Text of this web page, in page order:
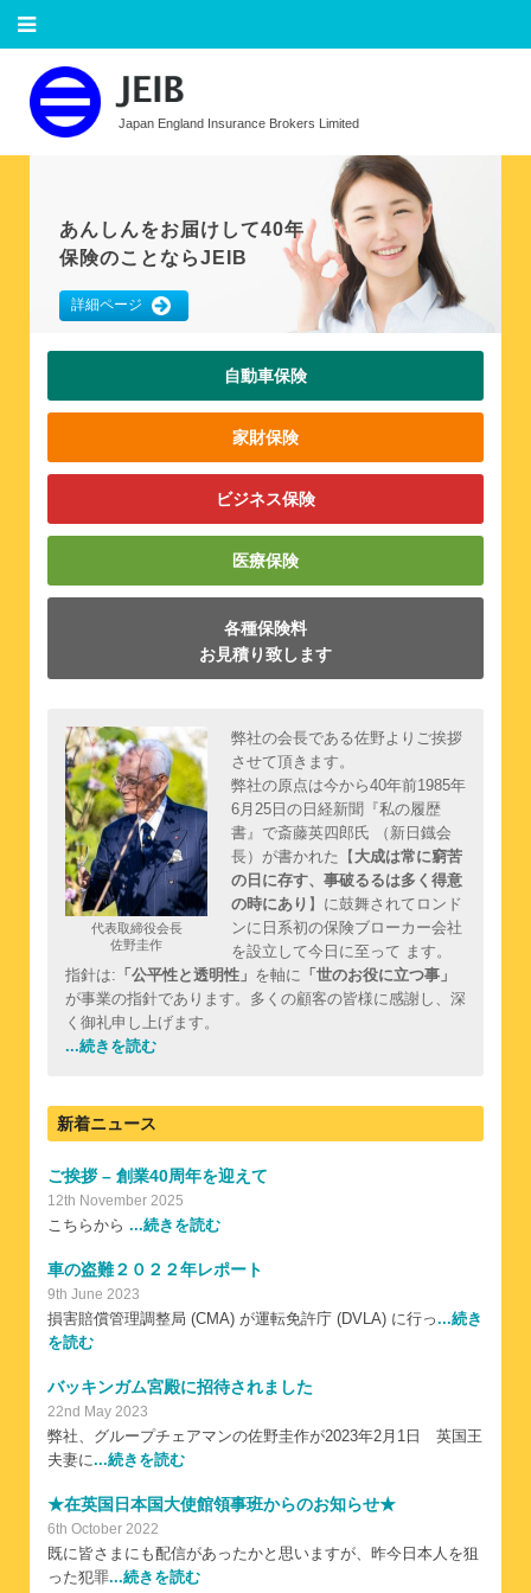
Japan England Insurance Brokers Limited
詳細ページ
あんしんをお届けして40年
保険のことならJEIB
自動車保険
家財保険
ビジネス保険
医療保険
各種保険料
お見積り致します
代表取締役会長
佐野圭作
弊社の会長である佐野よりご挨拶
させて頂きます。
弊社の原点は今から40年前1985年
6月25日の日経新聞『私の履歴
書』で斎藤英四郎氏 （新日鐡会
長）が書かれた【 大成は常に窮苦
の日に存す、事破るるは多く得意
の時にあり 】に鼓舞されてロンド
ンに日系初の保険ブローカー会社
を設立して今日に至って ます。
指針は: 「公平性と透明性」 を軸に 「世のお役に立つ事」
が事業の指針であります。多くの顧客の皆様に感謝し、深
く御礼申し上げます。
...続きを読む
新着ニュース
ご挨拶 – 創業40周年を迎えて
12th November 2025
こちらから ...続きを読む
車の盗難２０２２年レポート
9th June 2023
損害賠償管理調整局 (CMA) が運転免許庁 (DVLA) に行っ...続き
を読む
バッキンガム宮殿に招待されました
22nd May 2023
弊社、グループチェアマンの佐野圭作が2023年2月1日 英国王
夫妻に...続きを読む
★在英国日本国大使館領事班からのお知らせ★
6th October 2022
既に皆さまにも配信があったかと思いますが、昨今日本人を狙
った犯罪...続きを読む